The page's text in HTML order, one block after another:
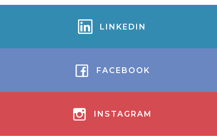
LINKEDIN
FACEBOOK
INSTAGRAM